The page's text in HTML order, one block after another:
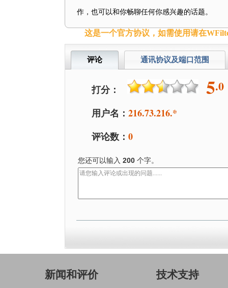
作，也可以和你畅聊任何你感兴趣的话题。
这是一个官方协议，如需使用请在
评论 通讯协议及端口范围
打分： 5.0
用户名： 216.73.216.*
评论数： 0
您还可以输入 200个字。
新闻和评价 技术支持